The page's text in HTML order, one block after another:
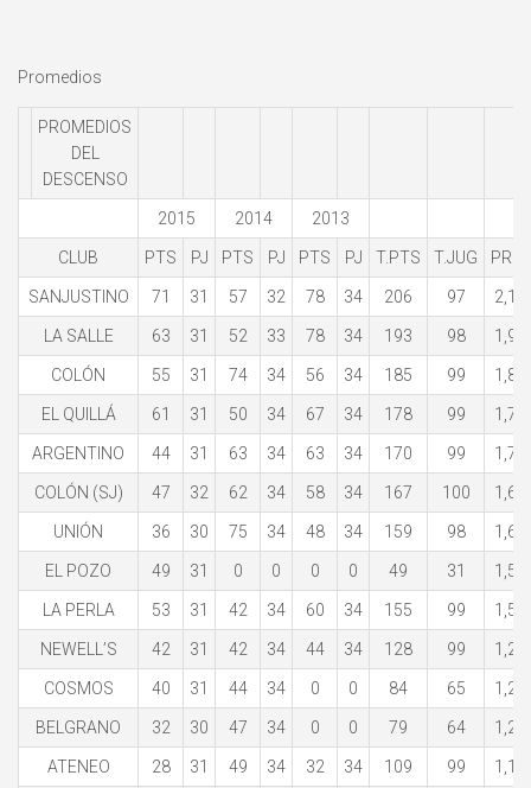
Promedios
PROMEDIOS
DEL
DESCENSO
2015 2014 2013
CLUB PTS PJ PTS PJ PTS PJ T.PTS T.JUG
SANJUSTINO 71 31 57 32 78 34 206 97
LA SALLE 63 31 52 33 78 34 193 98
COLÓN 55 31 74 34 56 34 185 99
EL QUILLÁ 61 31 50 34 67 34 178 99
ARGENTINO 44 31 63 34 63 34 170 99
COLÓN (SJ) 47 32 62 34 58 34 167 100
UNIÓN 36 30 75 34 48 34 159 98
EL POZO 49 31 0 0 0 0 49 31
LA PERLA 53 31 42 34 60 34 155 99
NEWELL’S 42 31 42 34 44 34 128 99
COSMOS 40 31 44 34 0 0 84 65
BELGRANO 32 30 47 34 0 0 79 64
ATENEO 28 31 49 34 32 34 109 99